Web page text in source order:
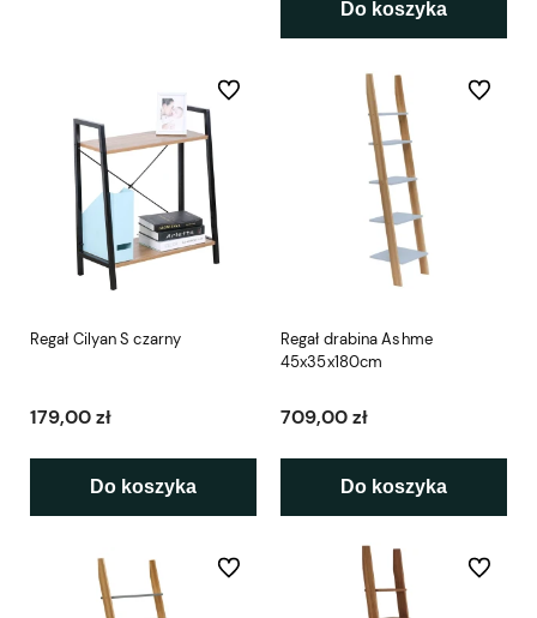
Do koszyka
Regał Cilyan S czarny
179,00 zł
Do koszyka
Do ulubionych
Regał drabina Ashme
45x35x180cm
709,00 zł
Do koszyka
Do
Do ulubionych Do